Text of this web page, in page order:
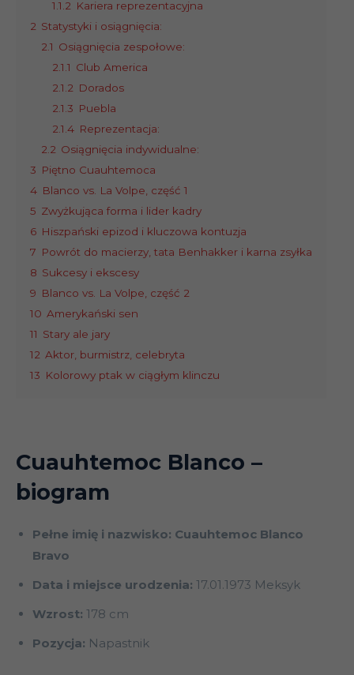
1.1.2 Kariera reprezentacyjna
2 Statystyki i osiągnięcia:
2.1 Osiągnięcia zespołowe:
2.1.1 Club America
2.1.2 Dorados
2.1.3 Puebla
2.1.4 Reprezentacja:
2.2 Osiągnięcia indywidualne:
3 Piętno Cuauhtemoca
4 Blanco vs. La Volpe, część 1
5 Zwyżkująca forma i lider kadry
6 Hiszpański epizod i kluczowa kontuzja
7 Powrót do macierzy, tata Benhakker i karna zsyłka
8 Sukcesy i ekscesy
9 Blanco vs. La Volpe, część 2
10 Amerykański sen
11 Stary ale jary
12 Aktor, burmistrz, celebryta
13 Kolorowy ptak w ciągłym klinczu
Cuauhtemoc Blanco –
biogram
Pełne imię i nazwisko: Cuauhtemoc Blanco
Bravo
Data i miejsce urodzenia: 17.01.1973 Meksyk
Wzrost: 178 cm
Pozycja: Napastnik